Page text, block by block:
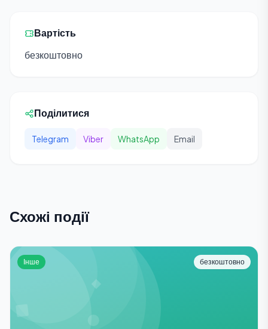
Вартість
безкоштовно
Поділитися
Telegram Viber WhatsApp Email
Схожі події
Інше безкоштовно